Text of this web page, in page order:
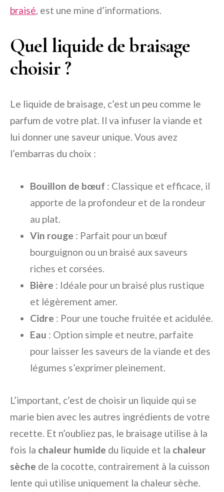
braisé , est une mine d’informations.
Quel liquide de braisage
choisir ?
Le liquide de braisage, c’est un peu comme le
parfum de votre plat. Il va infuser la viande et
lui donner une saveur unique. Vous avez
l’embarras du choix :
Bouillon de bœuf : Classique et efficace, il
apporte de la profondeur et de la rondeur
au plat.
Vin rouge : Parfait pour un bœuf
bourguignon ou un braisé aux saveurs
riches et corsées.
Bière : Idéale pour un braisé plus rustique
et légèrement amer.
Cidre : Pour une touche fruitée et acidulée.
Eau : Option simple et neutre, parfaite
pour laisser les saveurs de la viande et des
légumes s’exprimer pleinement.
L’important, c’est de choisir un liquide qui se
marie bien avec les autres ingrédients de votre
recette. Et n’oubliez pas, le braisage utilise à la
fois la chaleur humide du liquide et la chaleur
sèche de la cocotte, contrairement à la cuisson
lente qui utilise uniquement la chaleur sèche.